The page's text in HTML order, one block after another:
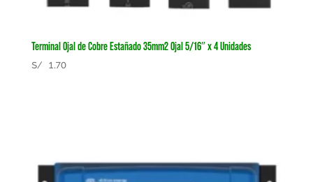
Terminal Ojal de Cobre Estañado 35mm2 Ojal 5/16″ x 4 Unidades
S/1.70